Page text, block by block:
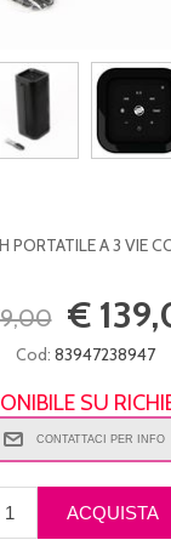
PORTATILE A 3 VIE
€
Cod: 83947238947
SU